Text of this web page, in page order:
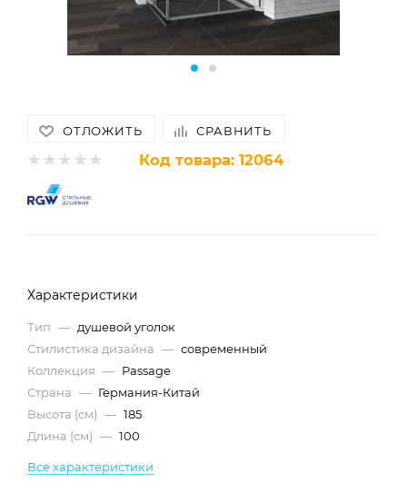
ОТЛОЖИТЬ СРАВНИТЬ
Код товара: 12064
Характеристики
Тип — душевой уголок
Стилистика дизайна — современный
Коллекция — Passage
Страна — Германия-Китай
Высота (см) — 185
Длина (см) — 100
Все характеристики